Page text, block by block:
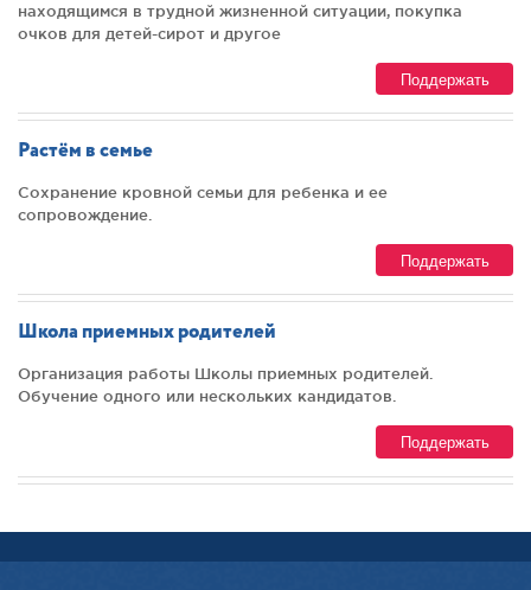
находящимся в трудной жизненной ситуации, покупка
очков для детей-сирот и другое
Поддержать
Растём в семье
Сохранение кровной семьи для ребенка и ее
сопровождение.
Поддержать
Школа приемных родителей
Организация работы Школы приемных родителей.
Обучение одного или нескольких кандидатов.
Поддержать